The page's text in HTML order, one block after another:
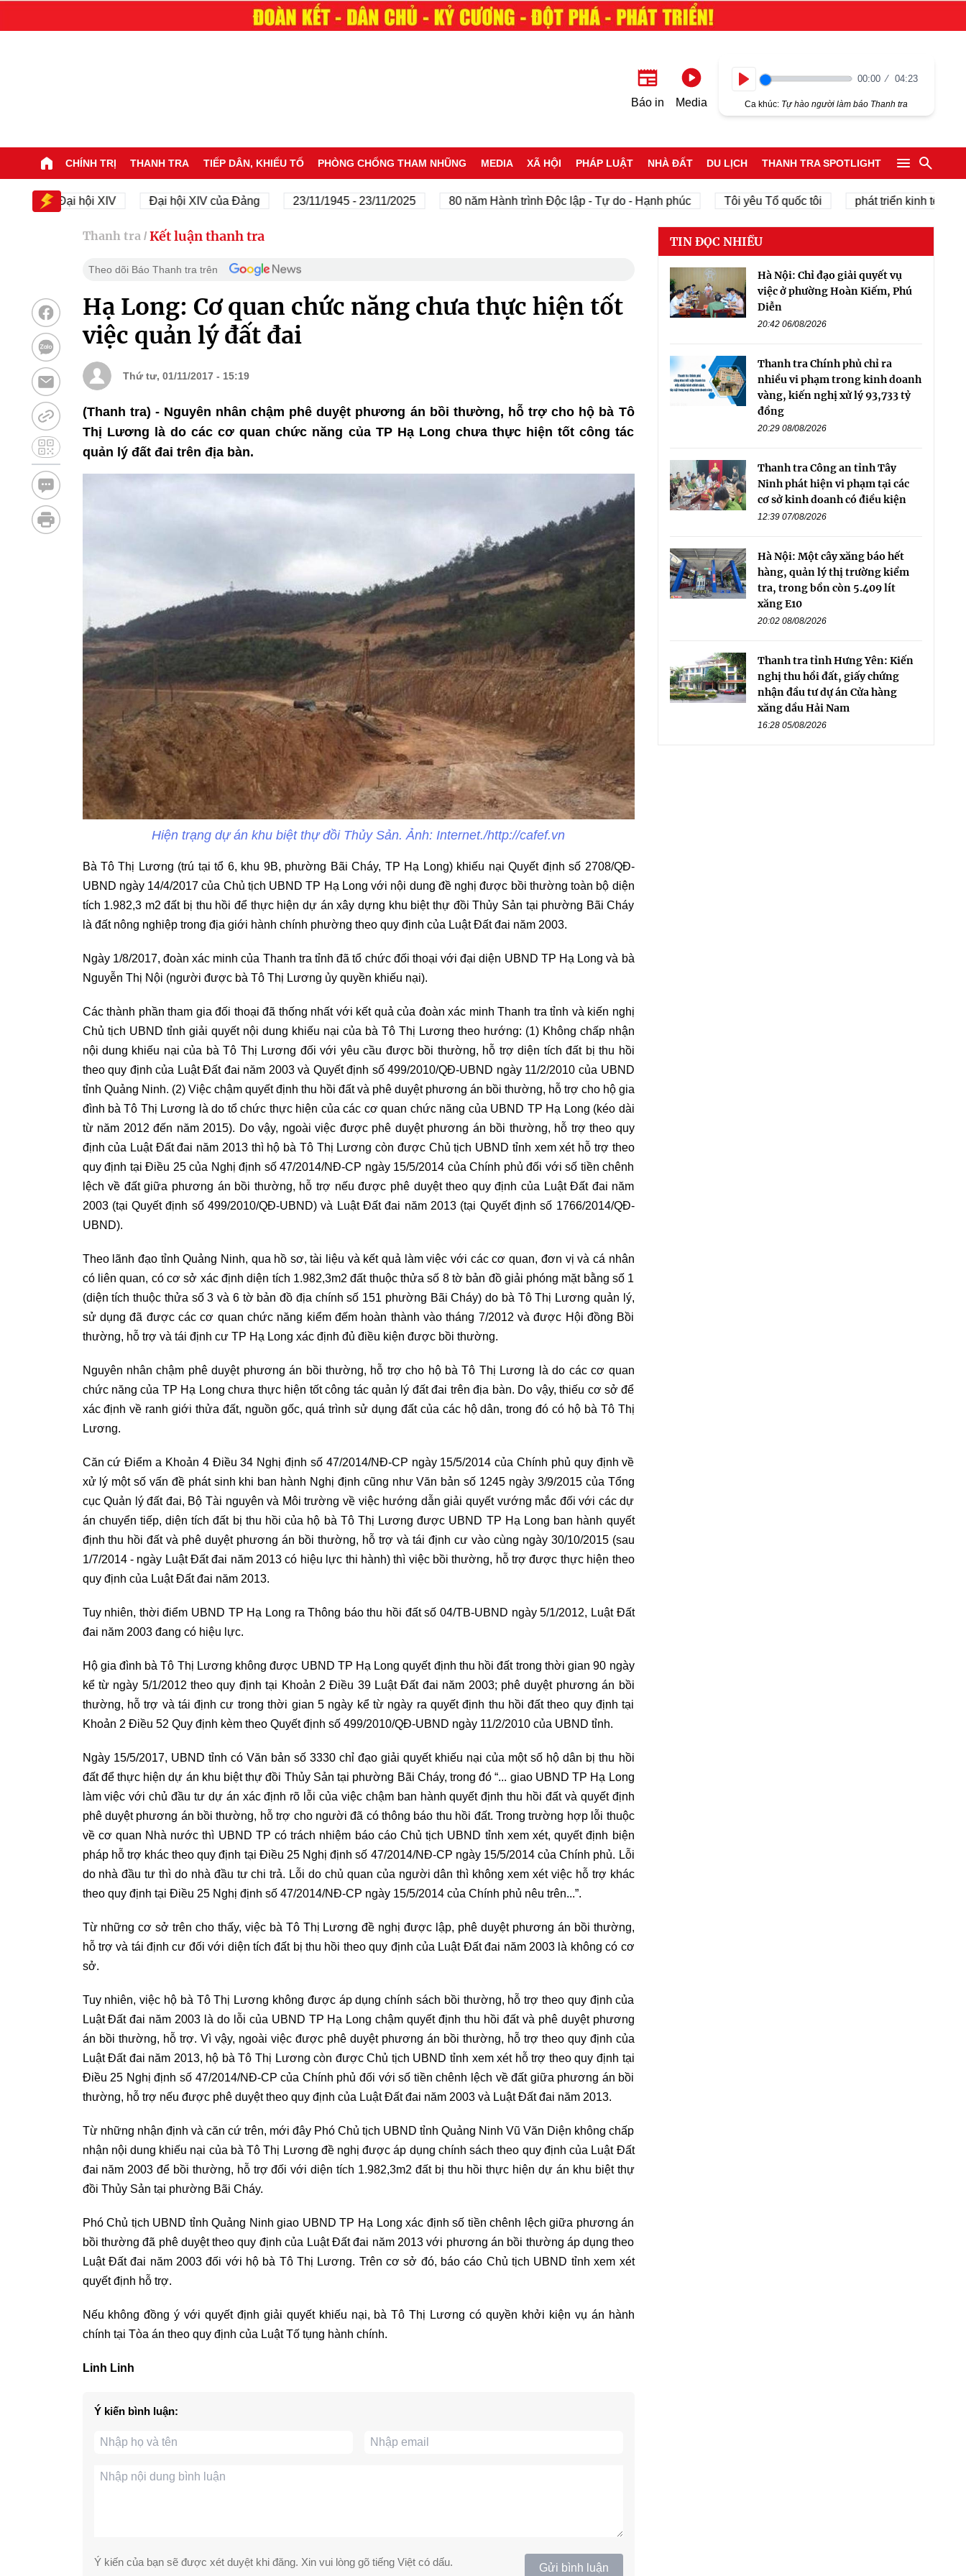
Báo in Media
00:00 04:23
Ca khúc: Tự hào người làm báo Thanh tra
CHÍNH TRỊ THANH TRA TIẾP DÂN, KHIẾU TỐ PHÒNG CHỐNG THAM NHŨNG MEDIA XÃ HỘI PHÁP LUẬT NHÀ ĐẤT DU LỊCH THANH TRA SPOTLIGHT
Đại hội XIV Đại hội XIV của Đảng 23/11/1945 - 23/11/2025 80 năm Hành trình Độc lập - Tự do - Hạnh phúc Tôi yêu Tổ quốc tôi phát triển kinh tế tư nhân
Thanh tra / Kết luận thanh tra
Theo dõi Báo Thanh tra trên
Hạ Long: Cơ quan chức năng chưa thực hiện tốt
việc quản lý đất đai
Thứ tư, 01/11/2017 - 15:19
(Thanh tra) - Nguyên nhân chậm phê duyệt phương án bồi thường, hỗ trợ cho hộ bà Tô
Thị Lương là do các cơ quan chức năng của TP Hạ Long chưa thực hiện tốt công tác
quản lý đất đai trên địa bàn.
Hiện trạng dự án khu biệt thự đồi Thủy Sản. Ảnh: Internet./http://cafef.vn
Bà Tô Thị Lương (trú tại tổ 6, khu 9B, phường Bãi Cháy, TP Hạ Long) khiếu nại Quyết định số 2708/QĐ-
UBND ngày 14/4/2017 của Chủ tịch UBND TP Hạ Long với nội dung đề nghị được bồi thường toàn bộ diện
tích 1.982,3 m2 đất bị thu hồi để thực hiện dự án xây dựng khu biệt thự đồi Thủy Sản tại phường Bãi Cháy
là đất nông nghiệp trong địa giới hành chính phường theo quy định của Luật Đất đai năm 2003.
Ngày 1/8/2017, đoàn xác minh của Thanh tra tỉnh đã tổ chức đối thoại với đại diện UBND TP Hạ Long và bà
Nguyễn Thị Nội (người được bà Tô Thị Lương ủy quyền khiếu nại).
Các thành phần tham gia đối thoại đã thống nhất với kết quả của đoàn xác minh Thanh tra tỉnh và kiến nghị
Chủ tịch UBND tỉnh giải quyết nội dung khiếu nại của bà Tô Thị Lương theo hướng: (1) Không chấp nhận
nội dung khiếu nại của bà Tô Thị Lương đối với yêu cầu được bồi thường, hỗ trợ diện tích đất bị thu hồi
theo quy định của Luật Đất đai năm 2003 và Quyết định số 499/2010/QĐ-UBND ngày 11/2/2010 của UBND
tỉnh Quảng Ninh. (2) Việc chậm quyết định thu hồi đất và phê duyệt phương án bồi thường, hỗ trợ cho hộ gia
đình bà Tô Thị Lương là do tổ chức thực hiện của các cơ quan chức năng của UBND TP Hạ Long (kéo dài
từ năm 2012 đến năm 2015). Do vậy, ngoài việc được phê duyệt phương án bồi thường, hỗ trợ theo quy
định của Luật Đất đai năm 2013 thì hộ bà Tô Thị Lương còn được Chủ tịch UBND tỉnh xem xét hỗ trợ theo
quy định tại Điều 25 của Nghị định số 47/2014/NĐ-CP ngày 15/5/2014 của Chính phủ đối với số tiền chênh
lệch về đất giữa phương án bồi thường, hỗ trợ nếu được phê duyệt theo quy định của Luật Đất đai năm
2003 (tại Quyết định số 499/2010/QĐ-UBND) và Luật Đất đai năm 2013 (tại Quyết định số 1766/2014/QĐ-
UBND).
Theo lãnh đạo tỉnh Quảng Ninh, qua hồ sơ, tài liệu và kết quả làm việc với các cơ quan, đơn vị và cá nhân
có liên quan, có cơ sở xác định diện tích 1.982,3m2 đất thuộc thửa số 8 tờ bản đồ giải phóng mặt bằng số 1
(diện tích thuộc thửa số 3 và 6 tờ bản đồ địa chính số 151 phường Bãi Cháy) do bà Tô Thị Lương quản lý,
sử dụng đã được các cơ quan chức năng kiểm đếm hoàn thành vào tháng 7/2012 và được Hội đồng Bồi
thường, hỗ trợ và tái định cư TP Hạ Long xác định đủ điều kiện được bồi thường.
Nguyên nhân chậm phê duyệt phương án bồi thường, hỗ trợ cho hộ bà Tô Thị Lương là do các cơ quan
chức năng của TP Hạ Long chưa thực hiện tốt công tác quản lý đất đai trên địa bàn. Do vậy, thiếu cơ sở để
xác định về ranh giới thửa đất, nguồn gốc, quá trình sử dụng đất của các hộ dân, trong đó có hộ bà Tô Thị
Lương.
Căn cứ Điểm a Khoản 4 Điều 34 Nghị định số 47/2014/NĐ-CP ngày 15/5/2014 của Chính phủ quy định về
xử lý một số vấn đề phát sinh khi ban hành Nghị định cũng như Văn bản số 1245 ngày 3/9/2015 của Tổng
cục Quản lý đất đai, Bộ Tài nguyên và Môi trường về việc hướng dẫn giải quyết vướng mắc đối với các dự
án chuyển tiếp, diện tích đất bị thu hồi của hộ bà Tô Thị Lương được UBND TP Hạ Long ban hành quyết
định thu hồi đất và phê duyệt phương án bồi thường, hỗ trợ và tái định cư vào cùng ngày 30/10/2015 (sau
1/7/2014 - ngày Luật Đất đai năm 2013 có hiệu lực thi hành) thì việc bồi thường, hỗ trợ được thực hiện theo
quy định của Luật Đất đai năm 2013.
Tuy nhiên, thời điểm UBND TP Hạ Long ra Thông báo thu hồi đất số 04/TB-UBND ngày 5/1/2012, Luật Đất
đai năm 2003 đang có hiệu lực.
Hộ gia đình bà Tô Thị Lương không được UBND TP Hạ Long quyết định thu hồi đất trong thời gian 90 ngày
kể từ ngày 5/1/2012 theo quy định tại Khoản 2 Điều 39 Luật Đất đai năm 2003; phê duyệt phương án bồi
thường, hỗ trợ và tái định cư trong thời gian 5 ngày kể từ ngày ra quyết định thu hồi đất theo quy định tại
Khoản 2 Điều 52 Quy định kèm theo Quyết định số 499/2010/QĐ-UBND ngày 11/2/2010 của UBND tỉnh.
Ngày 15/5/2017, UBND tỉnh có Văn bản số 3330 chỉ đạo giải quyết khiếu nại của một số hộ dân bị thu hồi
đất để thực hiện dự án khu biệt thự đồi Thủy Sản tại phường Bãi Cháy, trong đó “... giao UBND TP Hạ Long
làm việc với chủ đầu tư dự án xác định rõ lỗi của việc chậm ban hành quyết định thu hồi đất và quyết định
phê duyệt phương án bồi thường, hỗ trợ cho người đã có thông báo thu hồi đất. Trong trường hợp lỗi thuộc
về cơ quan Nhà nước thì UBND TP có trách nhiệm báo cáo Chủ tịch UBND tỉnh xem xét, quyết định biện
pháp hỗ trợ khác theo quy định tại Điều 25 Nghị định số 47/2014/NĐ-CP ngày 15/5/2014 của Chính phủ. Lỗi
do nhà đầu tư thì do nhà đầu tư chi trả. Lỗi do chủ quan của người dân thì không xem xét việc hỗ trợ khác
theo quy định tại Điều 25 Nghị định số 47/2014/NĐ-CP ngày 15/5/2014 của Chính phủ nêu trên...”.
Từ những cơ sở trên cho thấy, việc bà Tô Thị Lương đề nghị được lập, phê duyệt phương án bồi thường,
hỗ trợ và tái định cư đối với diện tích đất bị thu hồi theo quy định của Luật Đất đai năm 2003 là không có cơ
sở.
Tuy nhiên, việc hộ bà Tô Thị Lương không được áp dụng chính sách bồi thường, hỗ trợ theo quy định của
Luật Đất đai năm 2003 là do lỗi của UBND TP Hạ Long chậm quyết định thu hồi đất và phê duyệt phương
án bồi thường, hỗ trợ. Vì vậy, ngoài việc được phê duyệt phương án bồi thường, hỗ trợ theo quy định của
Luật Đất đai năm 2013, hộ bà Tô Thị Lương còn được Chủ tịch UBND tỉnh xem xét hỗ trợ theo quy định tại
Điều 25 Nghị định số 47/2014/NĐ-CP của Chính phủ đối với số tiền chênh lệch về đất giữa phương án bồi
thường, hỗ trợ nếu được phê duyệt theo quy định của Luật Đất đai năm 2003 và Luật Đất đai năm 2013.
Từ những nhận định và căn cứ trên, mới đây Phó Chủ tịch UBND tỉnh Quảng Ninh Vũ Văn Diện không chấp
nhận nội dung khiếu nại của bà Tô Thị Lương đề nghị được áp dụng chính sách theo quy định của Luật Đất
đai năm 2003 để bồi thường, hỗ trợ đối với diện tích 1.982,3m2 đất bị thu hồi thực hiện dự án khu biệt thự
đồi Thủy Sản tại phường Bãi Cháy.
Phó Chủ tịch UBND tỉnh Quảng Ninh giao UBND TP Hạ Long xác định số tiền chênh lệch giữa phương án
bồi thường đã phê duyệt theo quy định của Luật Đất đai năm 2013 với phương án bồi thường áp dụng theo
Luật Đất đai năm 2003 đối với hộ bà Tô Thị Lương. Trên cơ sở đó, báo cáo Chủ tịch UBND tỉnh xem xét
quyết định hỗ trợ.
Nếu không đồng ý với quyết định giải quyết khiếu nại, bà Tô Thị Lương có quyền khởi kiện vụ án hành
chính tại Tòa án theo quy định của Luật Tố tụng hành chính.
Linh Linh
Ý kiến bình luận:
Ý kiến của bạn sẽ được xét duyệt khi đăng. Xin vui lòng gõ tiếng Việt có dấu. Gửi bình luận
TIN ĐỌC NHIỀU
Hà Nội: Chỉ đạo giải quyết vụ
việc ở phường Hoàn Kiếm, Phú
Diễn
20:42 06/08/2026
Thanh tra Chính phủ chỉ ra
nhiều vi phạm trong kinh doanh
vàng, kiến nghị xử lý 93,733 tỷ
đồng
20:29 08/08/2026
Thanh tra Công an tỉnh Tây
Ninh phát hiện vi phạm tại các
cơ sở kinh doanh có điều kiện
12:39 07/08/2026
Hà Nội: Một cây xăng báo hết
hàng, quản lý thị trường kiểm
tra, trong bồn còn 5.409 lít
xăng E10
20:02 08/08/2026
Thanh tra tỉnh Hưng Yên: Kiến
nghị thu hồi đất, giấy chứng
nhận đầu tư dự án Cửa hàng
xăng dầu Hải Nam
16:28 05/08/2026